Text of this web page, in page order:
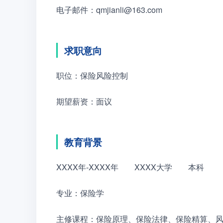
电子邮件：qmjianli@163.com
求职意向
职位：保险风险控制
期望薪资：面议
教育背景
XXXX年-XXXX年　　XXXX大学　　本科
专业：保险学
主修课程：保险原理、保险法律、保险精算、